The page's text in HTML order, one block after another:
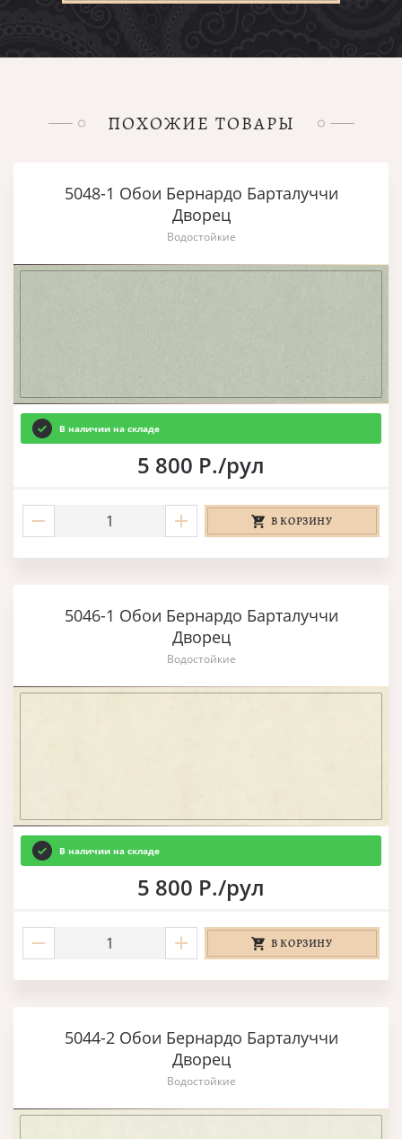
ПОХОЖИЕ ТОВАРЫ
5048-1 Обои Бернардо Барталуччи
Дворец
Водостойкие
В наличии на складе
5 800 Р./рул
В КОРЗИНУ
5046-1 Обои Бернардо Барталуччи
Дворец
Водостойкие
В наличии на складе
5 800 Р./рул
В КОРЗИНУ
5044-2 Обои Бернардо Барталуччи
Дворец
Водостойкие